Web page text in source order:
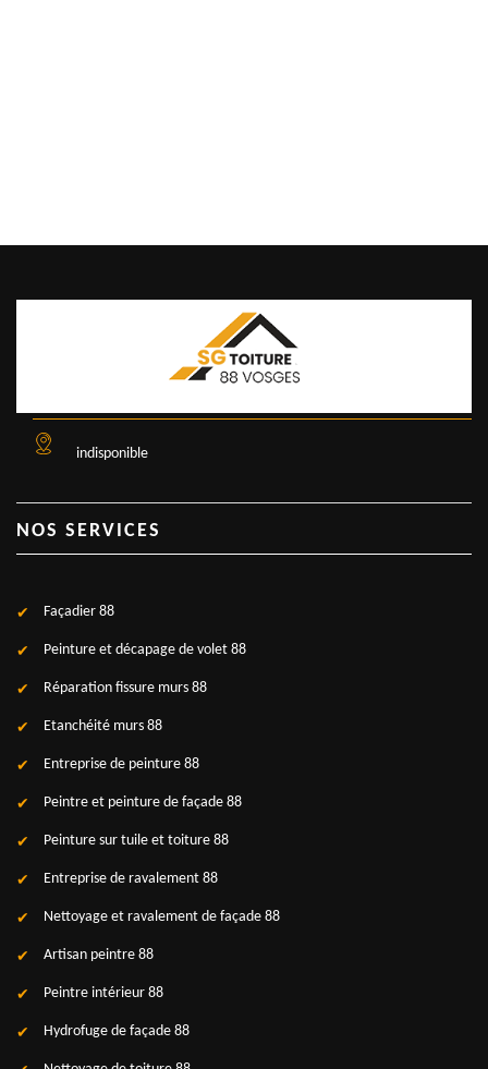
indisponible
NOS SERVICES
Façadier 88
Peinture et décapage de volet 88
Réparation fissure murs 88
Etanchéité murs 88
Entreprise de peinture 88
Peintre et peinture de façade 88
Peinture sur tuile et toiture 88
Entreprise de ravalement 88
Nettoyage et ravalement de façade 88
Artisan peintre 88
Peintre intérieur 88
Hydrofuge de façade 88